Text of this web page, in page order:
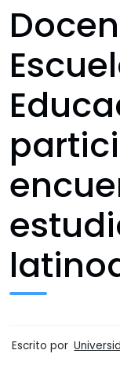
Escrito por